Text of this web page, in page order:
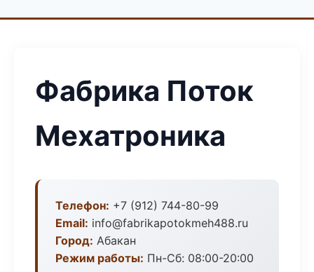
Фабрика Поток
Мехатроника
Телефон: +7 (912) 744-80-99
Email: info@fabrikapotokmeh488.ru
Город: Абакан
Режим работы: Пн-Сб: 08:00-20:00